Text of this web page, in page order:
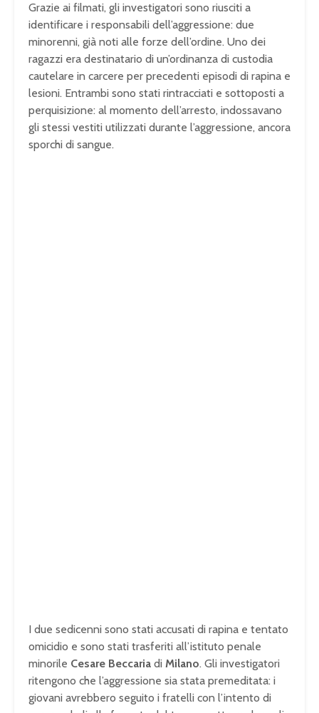
Grazie ai filmati, gli investigatori sono riusciti a
identificare i responsabili dell’aggressione: due
minorenni, già noti alle forze dell’ordine. Uno dei
ragazzi era destinatario di un’ordinanza di custodia
cautelare in carcere per precedenti episodi di rapina e
lesioni. Entrambi sono stati rintracciati e sottoposti a
perquisizione: al momento dell’arresto, indossavano
gli stessi vestiti utilizzati durante l’aggressione, ancora
sporchi di sangue.
I due sedicenni sono stati accusati di rapina e tentato
omicidio e sono stati trasferiti all’istituto penale
minorile Cesare Beccaria di Milano. Gli investigatori
ritengono che l’aggressione sia stata premeditata: i
giovani avrebbero seguito i fratelli con l’intento di